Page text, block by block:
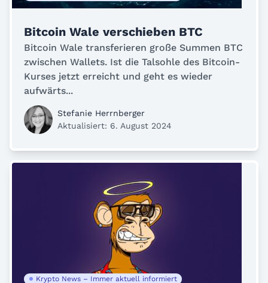
Bitcoin Wale verschieben BTC
Bitcoin Wale transferieren große Summen BTC
zwischen Wallets. Ist die Talsohle des Bitcoin-
Kurses jetzt erreicht und geht es wieder
aufwärts...
Stefanie Herrnberger
Aktualisiert: 6. August 2024
Krypto News – Immer aktuell informiert